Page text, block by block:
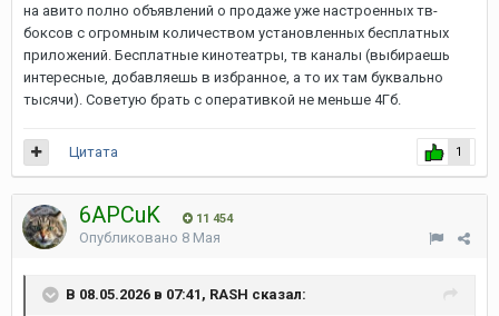
на авито полно объявлений о продаже уже настроенных тв-
боксов с огромным количеством установленных бесплатных
приложений. Бесплатные кинотеатры, тв каналы (выбираешь
интересные, добавляешь в избранное, а то их там буквально
тысячи). Советую брать с оперативкой не меньше 4Гб.
1
Цитата
6APCuK 11 454
Опубликовано 8 Мая
В 08.05.2026 в 07:41, RASH сказал: